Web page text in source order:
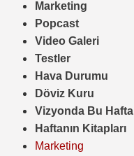
Marketing
Popcast
Video Galeri
Testler
Hava Durumu
Döviz Kuru
Vizyonda Bu Hafta
Haftanın Kitapları
Marketing